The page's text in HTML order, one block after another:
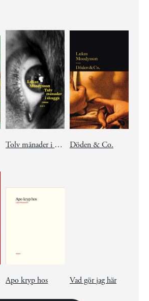
Tolv månader i skugga Döden & Co.
Apo kryp hos Vad gör jag här